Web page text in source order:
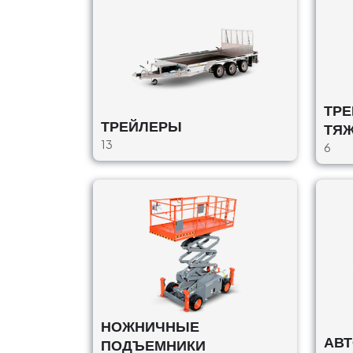
АВТОЦИСТЕРНЫ, АССЕНИЗАТОРЫ
Promenādes iela 1A, Jūrmala, LV-2015,
Latvija
€117,90
БОБКАТЫ / МИНИ-ПОГРУЗЧИКИ
Tukuma novads, LV-3134, Latvija
€35/Ч, €280/в день
Оператор : С
Bobcat / S 130
БОБКАТЫ / МИНИ-ПОГРУЗЧИКИ
ТРЕЙЛЕРЫ
13 6
НОЖНИЧНЫЕ
ПОДЪЕМНИКИ